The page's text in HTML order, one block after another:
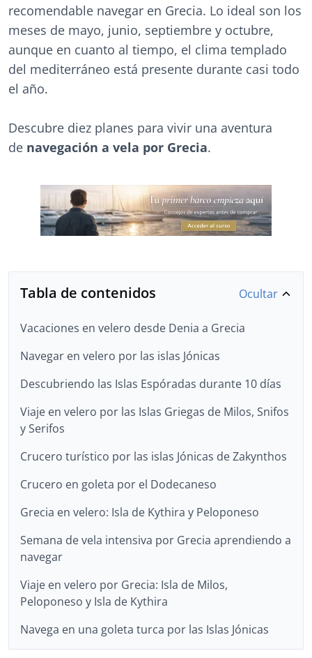
recomendable navegar en Grecia. Lo ideal son los
meses de mayo, junio, septiembre y octubre,
aunque en cuanto al tiempo, el clima templado
del mediterráneo está presente durante casi todo
el año.
Descubre diez planes para vivir una aventura
de navegación a vela por Grecia.
Tabla de contenidos Ocultar
Vacaciones en velero desde Denia a Grecia
Navegar en velero por las islas Jónicas
Descubriendo las Islas Espóradas durante 10 días
Viaje en velero por las Islas Griegas de Milos, Snifos
y Serifos
Crucero turístico por las islas Jónicas de Zakynthos
Crucero en goleta por el Dodecaneso
Grecia en velero: Isla de Kythira y Peloponeso
Semana de vela intensiva por Grecia aprendiendo a
navegar
Viaje en velero por Grecia: Isla de Milos,
Peloponeso y Isla de Kythira
Navega en una goleta turca por las Islas Jónicas